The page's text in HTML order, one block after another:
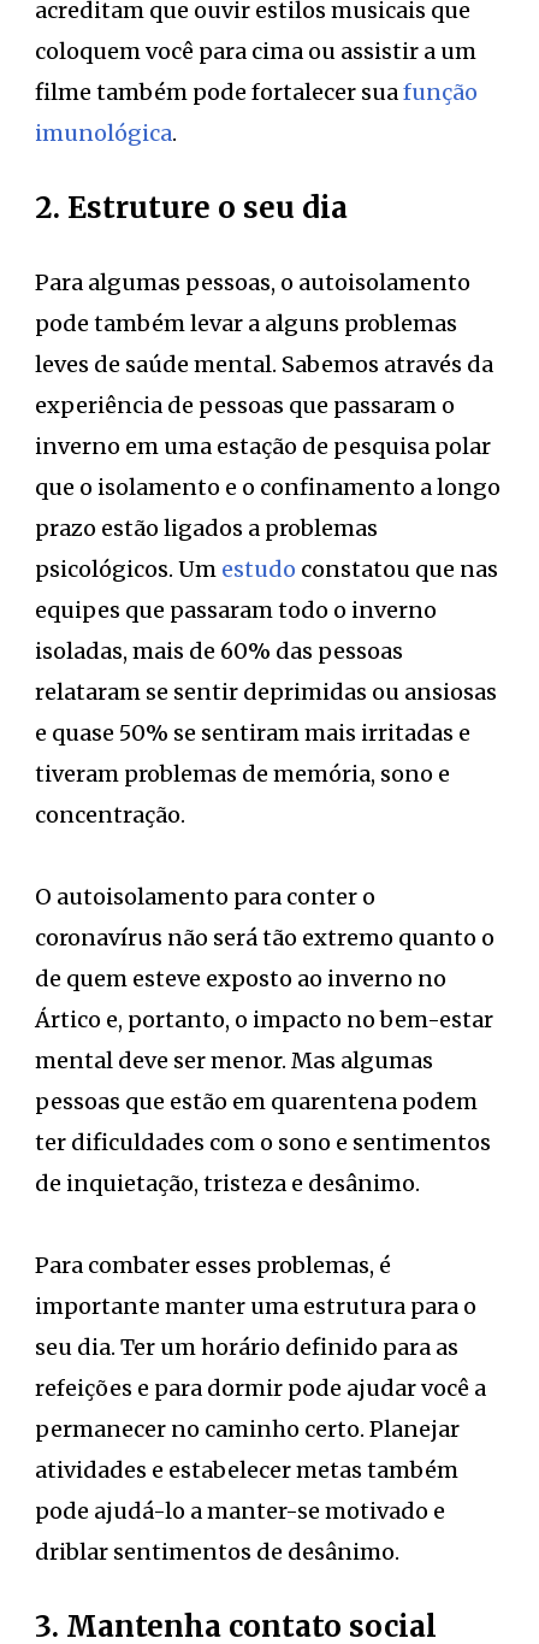
acreditam que ouvir estilos musicais que
coloquem você para cima ou assistir a um
filme também pode fortalecer suafunção
imunológica.
2. Estruture o seu dia
Para algumas pessoas, o autoisolamento
pode também levar a alguns problemas
leves de saúde mental. Sabemos através da
experiência de pessoas que passaram o
inverno em uma estação de pesquisa polar
que o isolamento e o confinamento a longo
prazo estão ligados a problemas
psicológicos. Um estudo constatou que nas
equipes que passaram todo o inverno
isoladas, mais de 60% das pessoas
relataram se sentir deprimidas ou ansiosas
e quase 50% se sentiram mais irritadas e
tiveram problemas de memória, sono e
concentração.
O autoisolamento para conter o
coronavírus não será tão extremo quanto o
de quem esteve exposto ao inverno no
Ártico e, portanto, o impacto no bem-estar
mental deve ser menor. Mas algumas
pessoas que estão em quarentena podem
ter dificuldades com o sono e sentimentos
de inquietação, tristeza e desânimo.
Para combater esses problemas, é
importante manter uma estrutura para o
seu dia. Ter um horário definido para as
refeições e para dormir pode ajudar você a
permanecer no caminho certo. Planejar
atividades e estabelecer metas também
pode ajudá-lo a manter-se motivado e
driblar sentimentos de desânimo.
3. Mantenha contato social